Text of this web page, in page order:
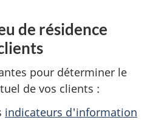
de résidence
pour déterminer le
de vos clients :
indicateurs d'information